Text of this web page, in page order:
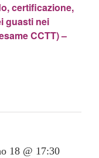
certificazione,
guasti nei
CCTT) –
18 @ 17:30